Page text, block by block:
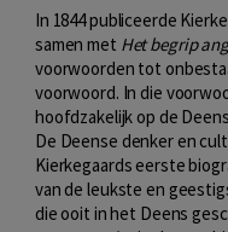
In 1844 publiceerde
samen met Het begrip
voorwoorden tot
voorwoord. In die
hoofdzakelijk op de
De Deense denker en
Kierkegaards eerste
van de leukste en
die ooit in het Deens